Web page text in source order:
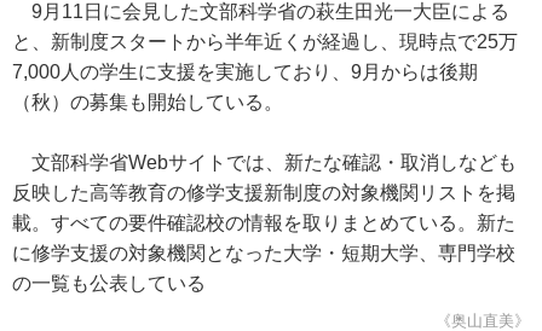
9月11日に会見した文部科学省の萩生田光一大臣による
と、新制度スタートから半年近くが経過し、現時点で25万
7,000人の学生に支援を実施しており、9月からは後期
（秋）の募集も開始している。
文部科学省Webサイトでは、新たな確認・取消しなども
反映した高等教育の修学支援新制度の対象機関リストを掲
載。すべての要件確認校の情報を取りまとめている。新た
に修学支援の対象機関となった大学・短期大学、専門学校
の一覧も公表している
《奥山直美》